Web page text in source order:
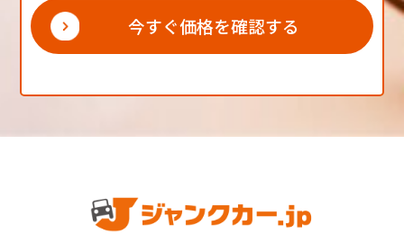
今すぐ価格を確認する